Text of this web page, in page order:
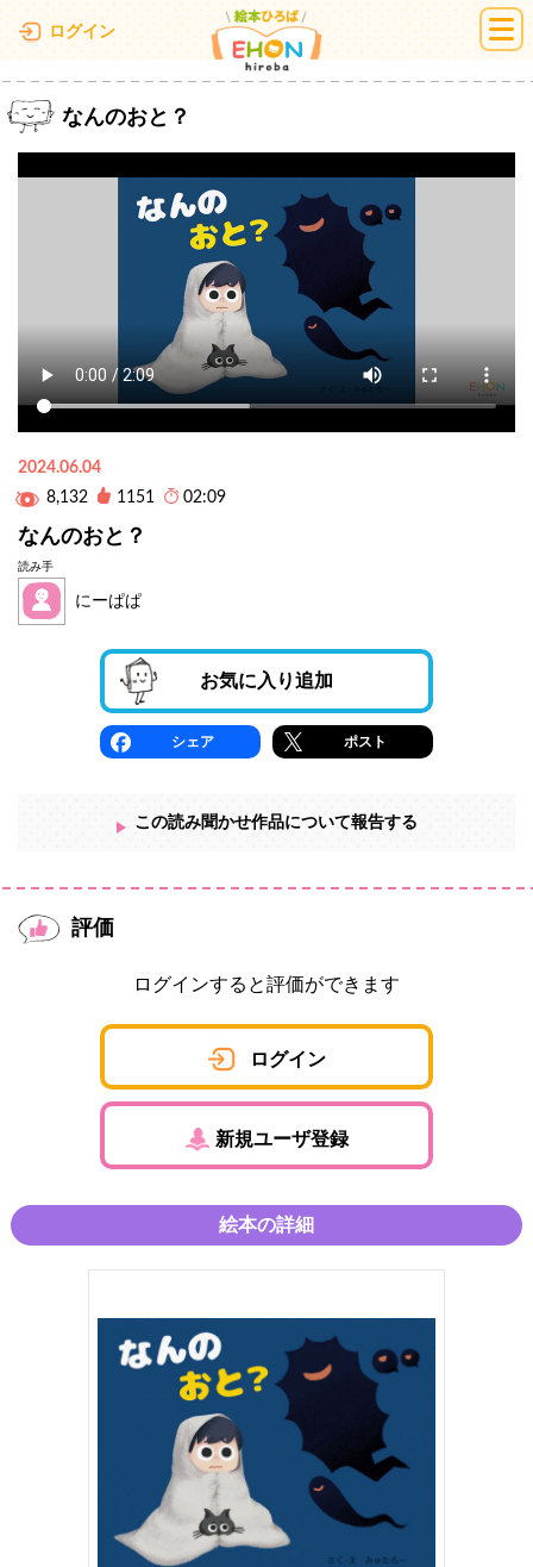
ログイン 絵本ひろば
なんのおと？
2024.06.04
8,132
1151 02:09
なんのおと？
読み手
にーぱぱ
お気に入り追加
シェア ポスト
この読み聞かせ作品について報告する
評価
ログインすると評価ができます
ログイン
新規ユーザ登録
絵本の詳細